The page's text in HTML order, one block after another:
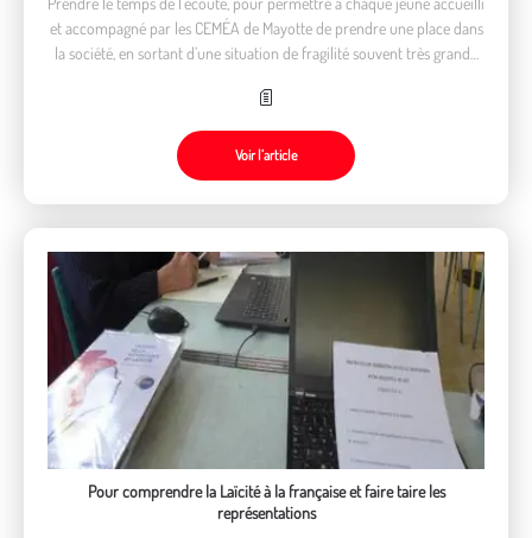
et accompagné par les CEMÉA de Mayotte de prendre une place dans
la société, en sortant d’une situation de fragilité souvent très grande
Voir l’article
Pour comprendre la Laïcité à la française et faire taire les
représentations